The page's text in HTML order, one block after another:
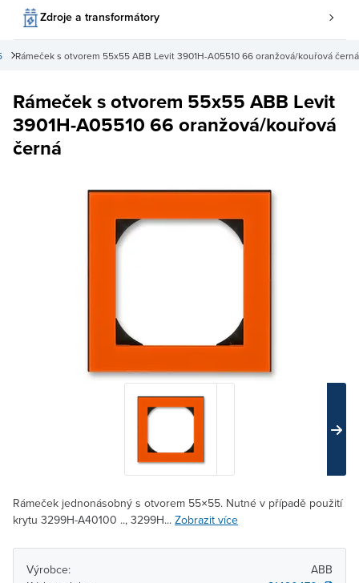
Zdroje a transformátory
Rámeček s otvorem 55x55 ABB Levit 3901H-A05510 66 oranžová/kouřová černá
Rámeček s otvorem 55x55 ABB Levit
3901H-A05510 66 oranžová/kouřová
černá
Rámeček jednonásobný s otvorem 55×55. Nutné v případě použití
krytu 3299H-A40100 .., 3299H... Zobrazit více
Výrobce:
ABB